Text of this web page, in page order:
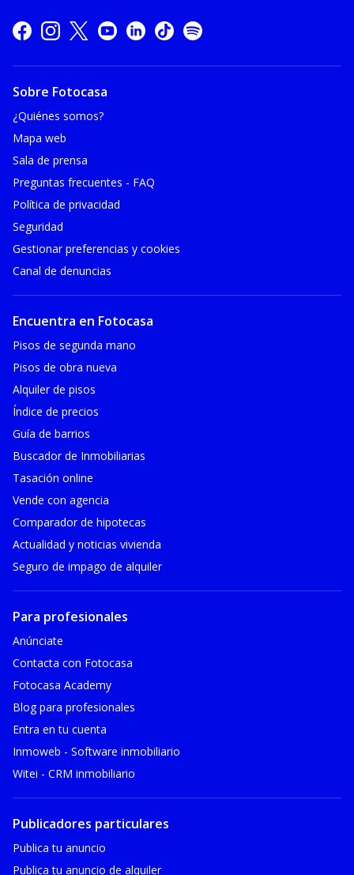
Sobre Fotocasa
¿Quiénes somos?
Mapa web
Sala de prensa
Preguntas frecuentes - FAQ
Política de privacidad
Seguridad
Gestionar preferencias y cookies
Canal de denuncias
Encuentra en Fotocasa
Pisos de segunda mano
Pisos de obra nueva
Alquiler de pisos
Índice de precios
Guía de barrios
Buscador de Inmobiliarias
Tasación online
Vende con agencia
Comparador de hipotecas
Actualidad y noticias vivienda
Seguro de impago de alquiler
Para profesionales
Anúnciate
Contacta con Fotocasa
Fotocasa Academy
Blog para profesionales
Entra en tu cuenta
Inmoweb - Software inmobiliario
Witei - CRM inmobiliario
Publicadores particulares
Publica tu anuncio
Publica tu anuncio de alquiler